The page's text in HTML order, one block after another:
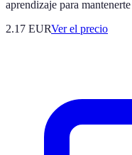
aprendizaje para
2.17 EURVer el precio